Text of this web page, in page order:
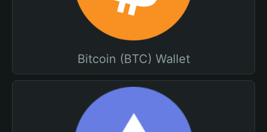
Bitcoin (BTC) Wallet